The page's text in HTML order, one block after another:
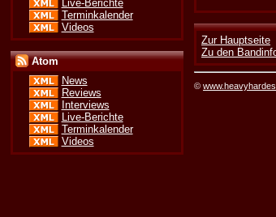
Live-Berichte
Terminkalender
Videos
Atom
News
Reviews
Interviews
Live-Berichte
Terminkalender
Videos
Zur Hauptseite
Zu den
©